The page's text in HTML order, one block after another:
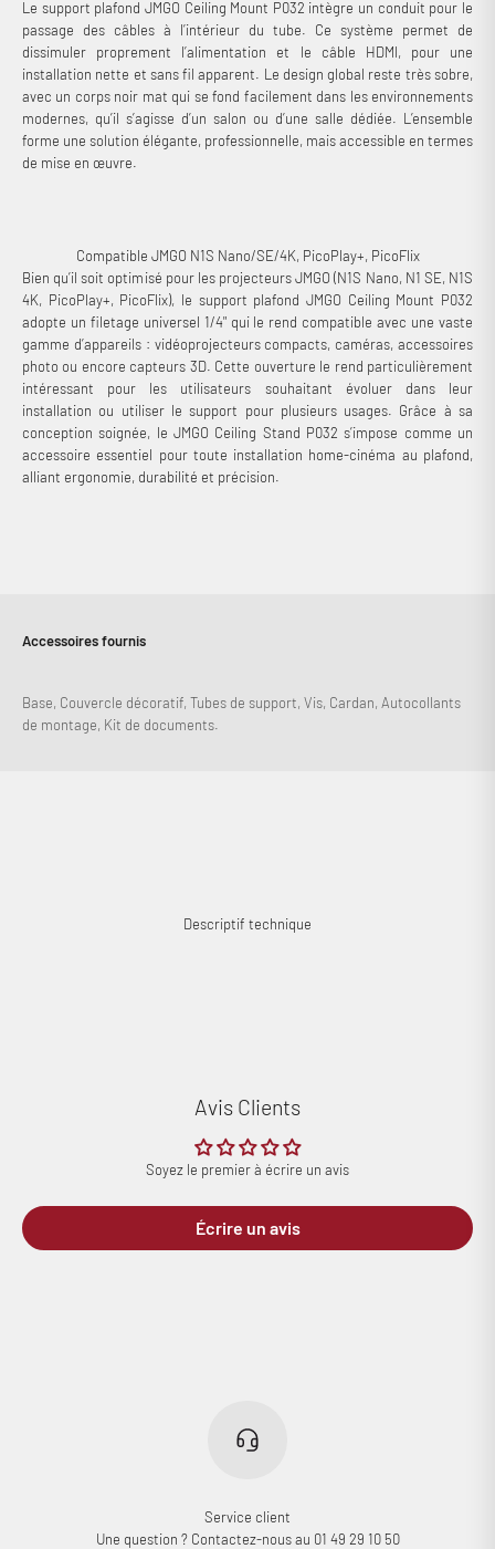
Le support plafond JMGO Ceiling Mount P032 intègre un conduit pour le
passage des câbles à l’intérieur du tube. Ce système permet de
dissimuler proprement l’alimentation et le câble HDMI, pour une
installation nette et sans fil apparent. Le design global reste très sobre,
avec un corps noir mat qui se fond facilement dans les environnements
modernes, qu’il s’agisse d’un salon ou d’une salle dédiée. L’ensemble
forme une solution élégante, professionnelle, mais accessible en termes
de mise en œuvre.
Compatible JMGO N1S Nano/SE/4K, PicoPlay+, PicoFlix
Bien qu’il soit optimisé pour les projecteurs JMGO (N1S Nano, N1 SE, N1S
4K, PicoPlay+, PicoFlix), le support plafond JMGO Ceiling Mount P032
adopte un filetage universel 1/4" qui le rend compatible avec une vaste
gamme d’appareils : vidéoprojecteurs compacts, caméras, accessoires
photo ou encore capteurs 3D. Cette ouverture le rend particulièrement
intéressant pour les utilisateurs souhaitant évoluer dans leur
installation ou utiliser le support pour plusieurs usages. Grâce à sa
conception soignée, le JMGO Ceiling Stand P032 s’impose comme un
accessoire essentiel pour toute installation home-cinéma au plafond,
alliant ergonomie, durabilité et précision.
Accessoires fournis
Base, Couvercle décoratif, Tubes de support, Vis, Cardan, Autocollants
de montage, Kit de documents.
Descriptif technique
Avis Clients
Soyez le premier à écrire un avis
Écrire un avis
Service client
Une question ? Contactez-nous au 01 49 29 10 50
Connexion requise